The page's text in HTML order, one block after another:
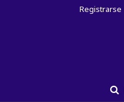
Registrarse